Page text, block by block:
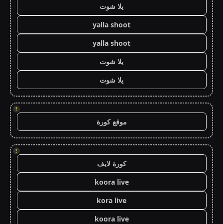
يلا شوت
yalla shoot
yalla shoot
يلا شوت
يلا شوت
!
موقع كورة
!
كورة لايف
koora live
kora live
koora live